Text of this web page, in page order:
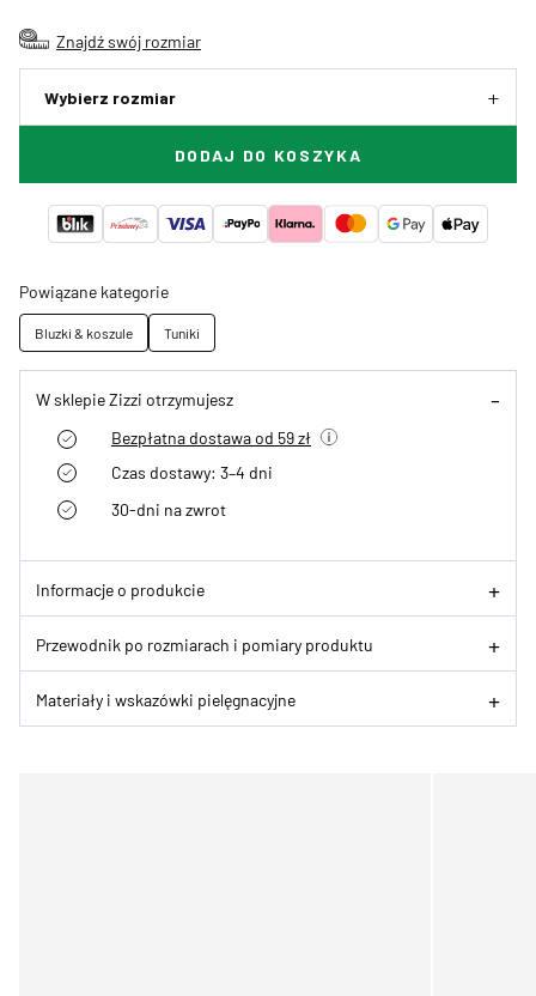
Znajdź swój rozmiar
Wybierz rozmiar
DODAJ DO KOSZYKA
Powiązane kategorie
Bluzki & koszule Tuniki
W sklepie Zizzi otrzymujesz
Bezpłatna dostawa od 59 zł
Czas dostawy: 3–4 dni
30-dni na zwrot
Informacje o produkcie
Przewodnik po rozmiarach i pomiary produktu
Materiały i wskazówki pielęgnacyjne